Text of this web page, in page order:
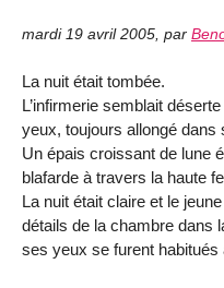
mardi 19 avril 2005 par
La nuit était tombée.
L’infirmerie semblait
yeux, toujours allongé dans
Un épais croissant de lune
blafarde à travers la haute
La nuit était claire et le
détails de la chambre dans
ses yeux se furent habitués